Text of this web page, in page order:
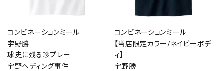
コンビネーションミール
宇野勝
球史に残る珍プレー
宇野ヘディング事件
コンビネーションミール
【当店限定カラー/ネイビーボデ
ィ】
宇野勝